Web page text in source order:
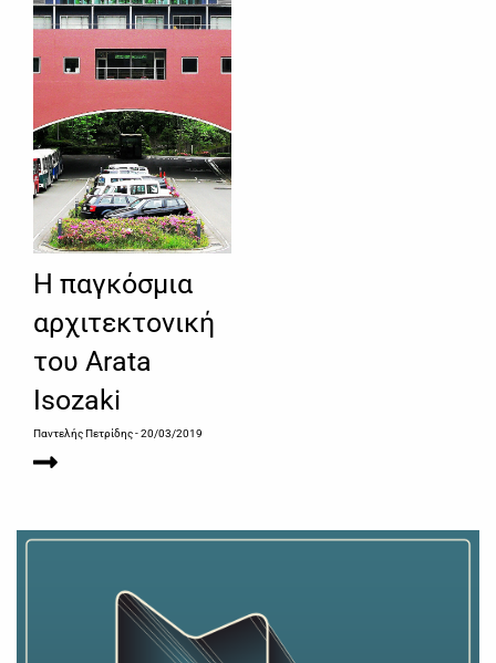
Η παγκόσμια
αρχιτεκτονική
του Arata
Isozaki
Παντελής Πετρίδης- 20/03/2019